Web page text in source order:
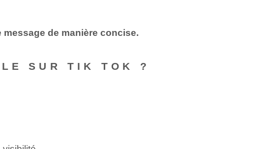
de manière concise.
SUR TIK TOK ?